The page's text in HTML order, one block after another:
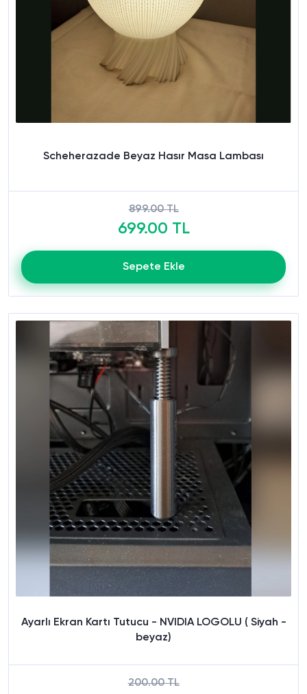
Scheherazade Beyaz Hasır Masa Lambası
899.00 TL
699.00 TL
Sepete Ekle
Ayarlı Ekran Kartı Tutucu - NVIDIA LOGOLU ( Siyah -
beyaz)
200.00 TL